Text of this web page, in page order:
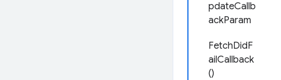
pdateCallb
ackParam
FetchDidF
ailCallback
()